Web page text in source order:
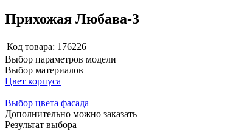
Прихожая Любава-3
Код товара: 176226
Выбор параметров модели
Выбор материалов
Цвет корпуса
Выбор цвета фасада
Дополнительно можно заказать
Результат выбора